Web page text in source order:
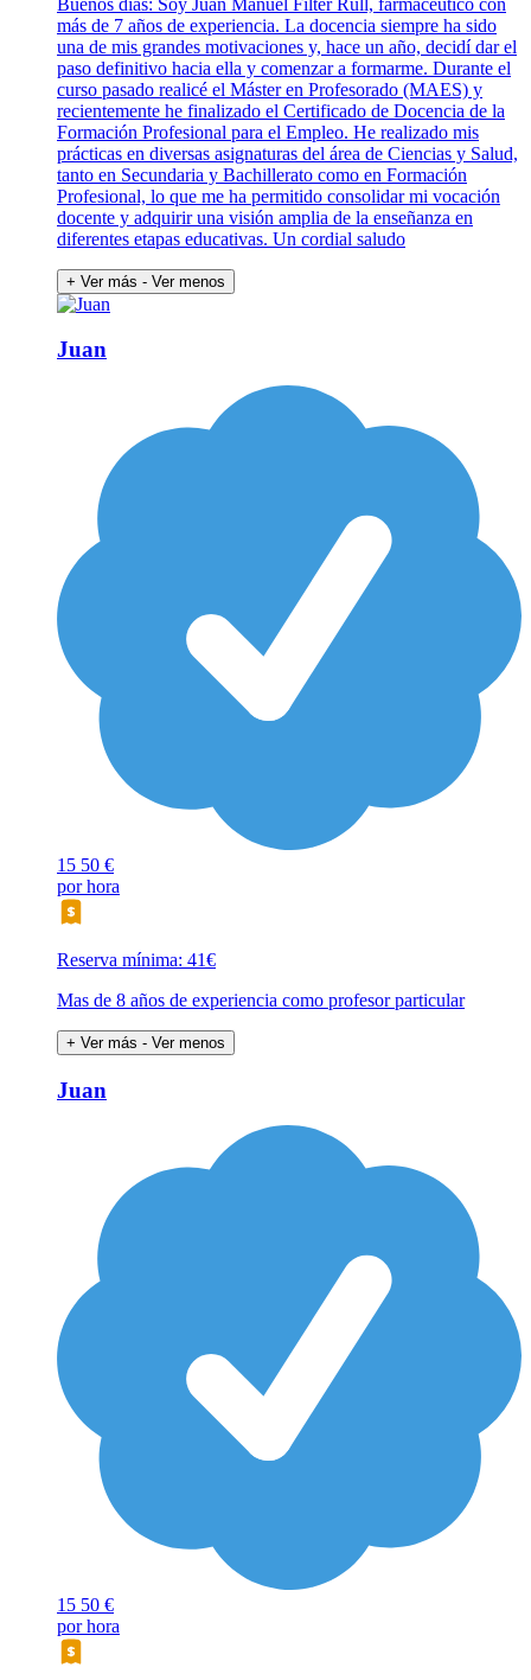
más de 7 años de experiencia. La docencia siempre ha sido
una de mis grandes motivaciones y, hace un año, decidí dar el
paso definitivo hacia ella y comenzar a formarme. Durante el
curso pasado realicé el Máster en Profesorado (MAES) y
recientemente he finalizado el Certificado de Docencia de la
Formación Profesional para el Empleo. He realizado mis
prácticas en diversas asignaturas del área de Ciencias y Salud,
tanto en Secundaria y Bachillerato como en Formación
Profesional, lo que me ha permitido consolidar mi vocación
docente y adquirir una visión amplia de la enseñanza en
diferentes etapas educativas. Un cordial saludo
+ Ver más - Ver menos
Juan
15 50 €
por hora
Reserva mínima: 41€
Mas de 8 años de experiencia como profesor particular
+ Ver más - Ver menos
Juan
15 50 €
por hora